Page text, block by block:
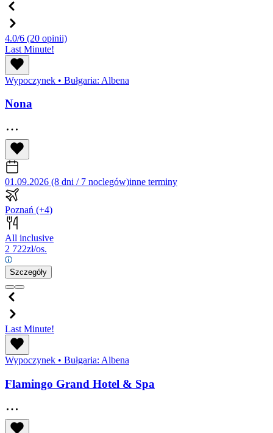
4.0/6 (20 opinii)
Last Minute!
Wypoczynek • Bułgaria: Albena
Nona
01.09.2026 (8 dni / 7 noclegów)inne terminy
Poznań (+4)
All inclusive
2 722zł/os.
Szczegóły
Last Minute!
Wypoczynek • Bułgaria: Albena
Flamingo Grand Hotel & Spa